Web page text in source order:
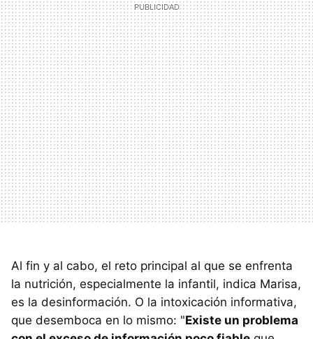
Al fin y al cabo, el reto principal al que se enfrenta
la nutrición, especialmente la infantil, indica Marisa,
es la desinformación. O la intoxicación informativa,
que desemboca en lo mismo: "Existe un problema